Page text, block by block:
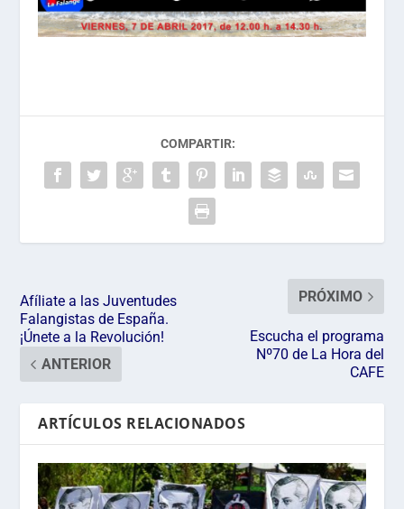
COMPARTIR:
Afíliate a las Juventudes
Falangistas de España.
¡Únete a la Revolución!
ANTERIOR
PRÓXIMO
Escucha el programa
Nº70 de La Hora del
CAFE
ARTÍCULOS RELACIONADOS